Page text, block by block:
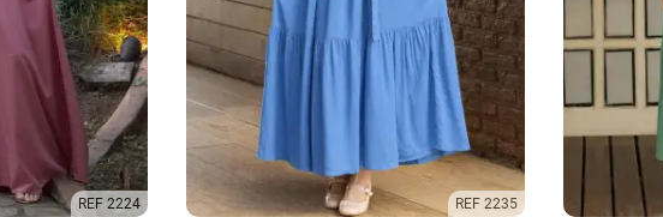
REF 2224 REF 2235